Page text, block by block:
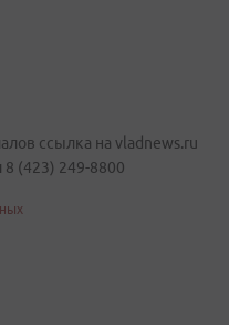
ссылка на vladnews.ru
8 (423) 249-8800